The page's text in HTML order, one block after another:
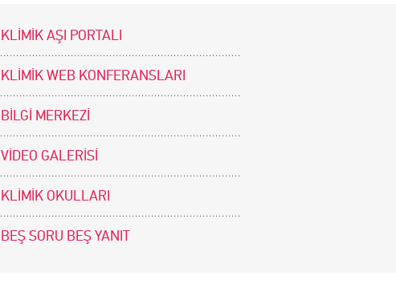
KLİMİK AŞI PORTALI
KLİMİK WEB KONFERANSLARI
BİLGİ MERKEZİ
VİDEO GALERİSİ
KLİMİK OKULLARI
BEŞ SORU BEŞ YANIT